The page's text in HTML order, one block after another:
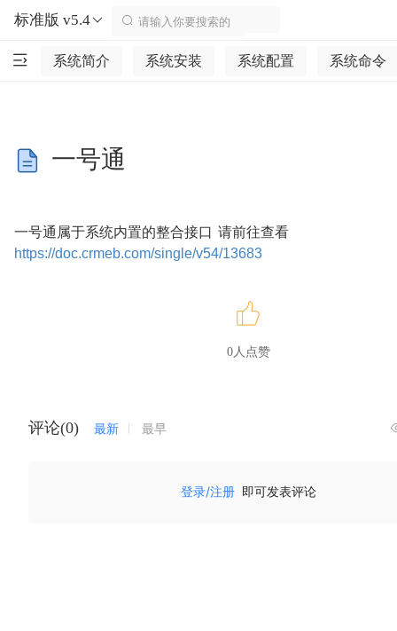
标准版 v5.4
系统简介 系统安装 系统配置 系统命令
一号通
一号通属于系统内置的整合接口 请前往查看
https://doc.crmeb.com/single/v54/13683
0人点赞
评论(0) 最新 最早
登录/注册 即可发表评论